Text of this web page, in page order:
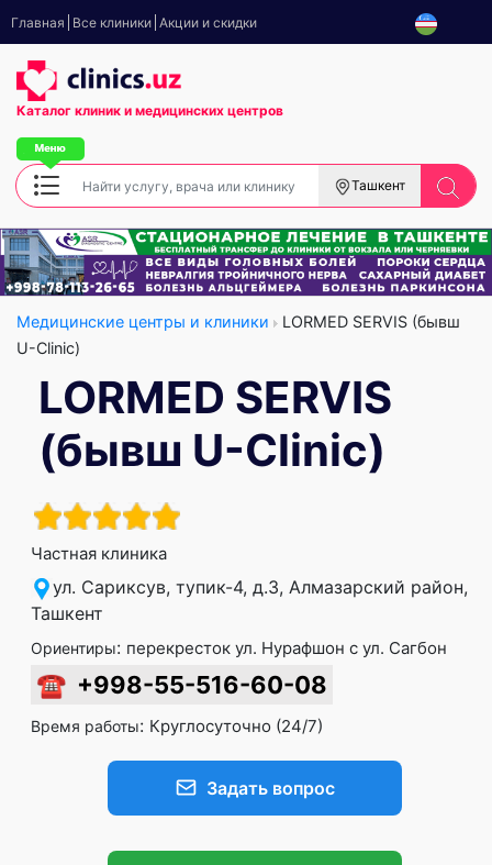
Главная Все клиники Акции и скидки
Каталог клиник и медицинских центров
Ташкент
Медицинские центры и клиники
LORMED SERVIS (бывш
U-Clinic)
LORMED SERVIS
(бывш U-Clinic)
Частная клиника
ул. Сариксув, тупик-4, д.3, Алмазарский район,
Ташкент
Ориентиры: перекресток ул. Нурафшон с ул. Сагбон
☎ +998-55-516-60-08
Время работы: Круглосуточно (24/7)
Задать вопрос